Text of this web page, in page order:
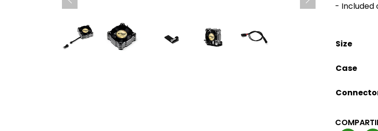
- Included
Size
Case